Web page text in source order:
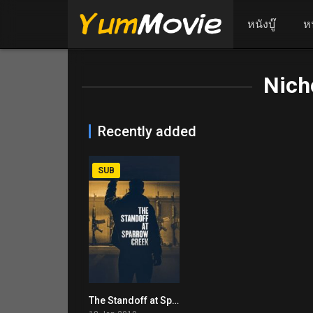
หนังบู๊ ห
Recently added
6.2
SUB
The Standoff at Sparrow Creek (2019)